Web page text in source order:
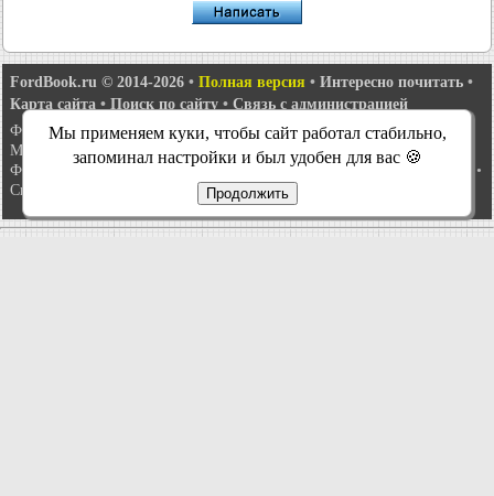
FordBook.ru © 2014-2026 • Полная версия • Интересно почитать •
Карта сайта • Поиск по сайту • Связь с администрацией
Фокус 1• Фокус Турнир 1•Фокус 2•Мондео 1•Мондео 1 и 2•
Мондео 2•Мондео 3•Мондео 4•Эскорт 3•Эскорт 4 •Эскорт 5
Фиеста 2
Таурус 1 и 2 Фьюжн • Скорпио 1
•
Сиерра
Мы применяем куки, чтобы сайт работал стабильно,
запоминал настройки и был удобен для вас 🍪
Продолжить